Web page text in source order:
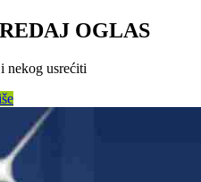
OGLAS
nekog usrećiti